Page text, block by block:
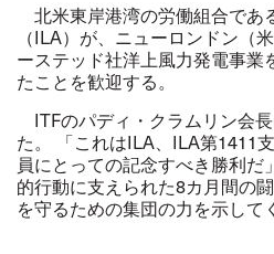
北米東岸港湾の労働組合であ
（ILA）が、ニューロンドン（
ーステッド社洋上風力発電事業
たことを歓迎する。
ITFのパディ・クラムリン会
た。 「これはILA、 ILA第1411
員にとっての記念すべき勝利
的行動に支えられた8カ月間の
を守るための集団の力を示して